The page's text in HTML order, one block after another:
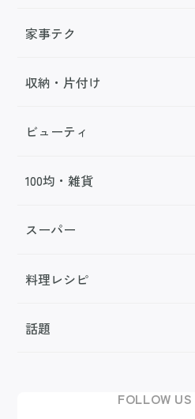
家事テク
収納・片付け
ビューティ
100均・雑貨
スーパー
料理レシピ
話題
FOLLOW US